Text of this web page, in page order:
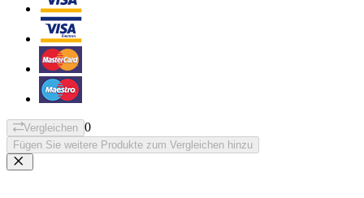
Vergleichen 0
Fügen Sie weitere Produkte zum Vergleichen hinzu